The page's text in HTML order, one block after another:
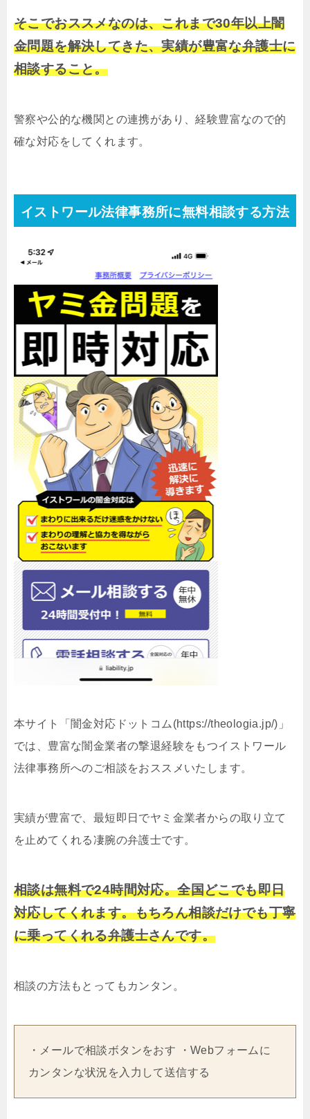
そこでおススメなのは、これまで30年以上闇
金問題を解決してきた、実績が豊富な弁護士に
相談すること。
警察や公的な機関との連携があり、経験豊富なので的
確な対応をしてくれます。
イストワール法律事務所に無料相談する方法
本サイト「闇金対応ドットコム(https://theologia.jp/)」
では、豊富な闇金業者の撃退経験をもつイストワール
法律事務所へのご相談をおススメいたします。
実績が豊富で、最短即日でヤミ金業者からの取り立て
を止めてくれる凄腕の弁護士です。
相談は無料で24時間対応。全国どこでも即日
対応してくれます。もちろん相談だけでも丁寧
に乗ってくれる弁護士さんです。
相談の方法もとってもカンタン。
・メールで相談ボタンをおす ・Webフォームに
カンタンな状況を入力して送信する